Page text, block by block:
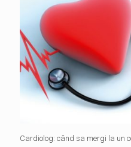
Cardiolog: când sa mergi la un